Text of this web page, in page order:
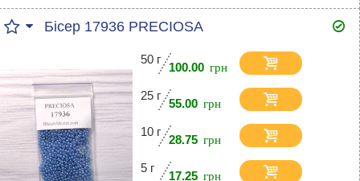
Бісер 17936 PRECIOSA
50 г
100.00
25 г
55.00
10 г
28.75
5 г
17.25